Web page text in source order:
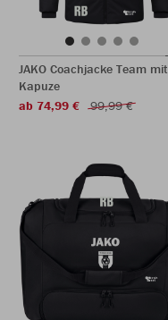
JAKO Coachjacke Team mit
Kapuze
ab 74,99 €
99,99 €